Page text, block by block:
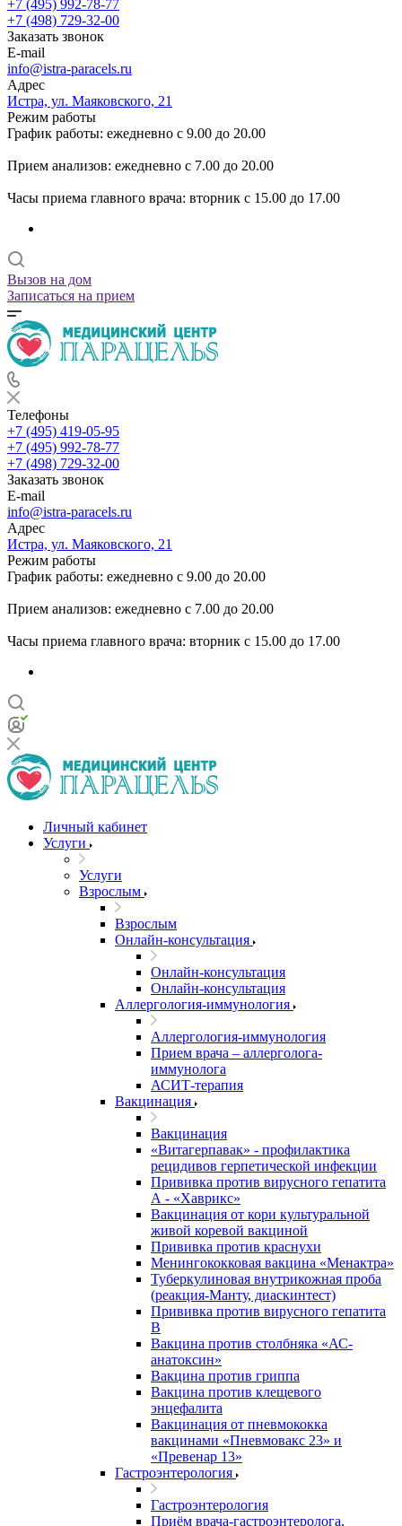
+7 (495) 992-78-77
+7 (498) 729-32-00
Заказать звонок
E-mail
info@istra-paracels.ru
Адрес
Истра, ул. Маяковского, 21
Режим работы
График работы: ежедневно с 9.00 до 20.00
Прием анализов: ежедневно с 7.00 до 20.00
Часы приема главного врача: вторник с 15.00 до 17.00
Вызов на дом
Записаться на прием
Телефоны
+7 (495) 419-05-95
+7 (495) 992-78-77
+7 (498) 729-32-00
Заказать звонок
E-mail
info@istra-paracels.ru
Адрес
Истра, ул. Маяковского, 21
Режим работы
График работы: ежедневно с 9.00 до 20.00
Прием анализов: ежедневно с 7.00 до 20.00
Часы приема главного врача: вторник с 15.00 до 17.00
Личный кабинет
Услуги
Услуги
Взрослым
Взрослым
Онлайн-консультация
Онлайн-консультация
Онлайн-консультация
Аллергология-иммунология
Аллергология-иммунология
Прием врача – аллерголога-
иммунолога
АСИТ-терапия
Вакцинация
Вакцинация
«Витагерпавак» - профилактика
рецидивов герпетической инфекции
Прививка против вирусного гепатита
А - «Хаврикс»
Вакцинация от кори культуральной
живой коревой вакциной
Прививка против краснухи
Менингококковая вакцина «Менактра»
Туберкулиновая внутрикожная проба
(реакция-Манту, диаскинтест)
Прививка против вирусного гепатита
В
Вакцина против столбняка «АС-
анатоксин»
Вакцина против гриппа
Вакцина против клещевого
энцефалита
Вакцинация от пневмококка
вакцинами «Пневмовакс 23» и
«Превенар 13»
Гастроэнтерология
Гастроэнтерология
Приём врача-гастроэнтеролога,